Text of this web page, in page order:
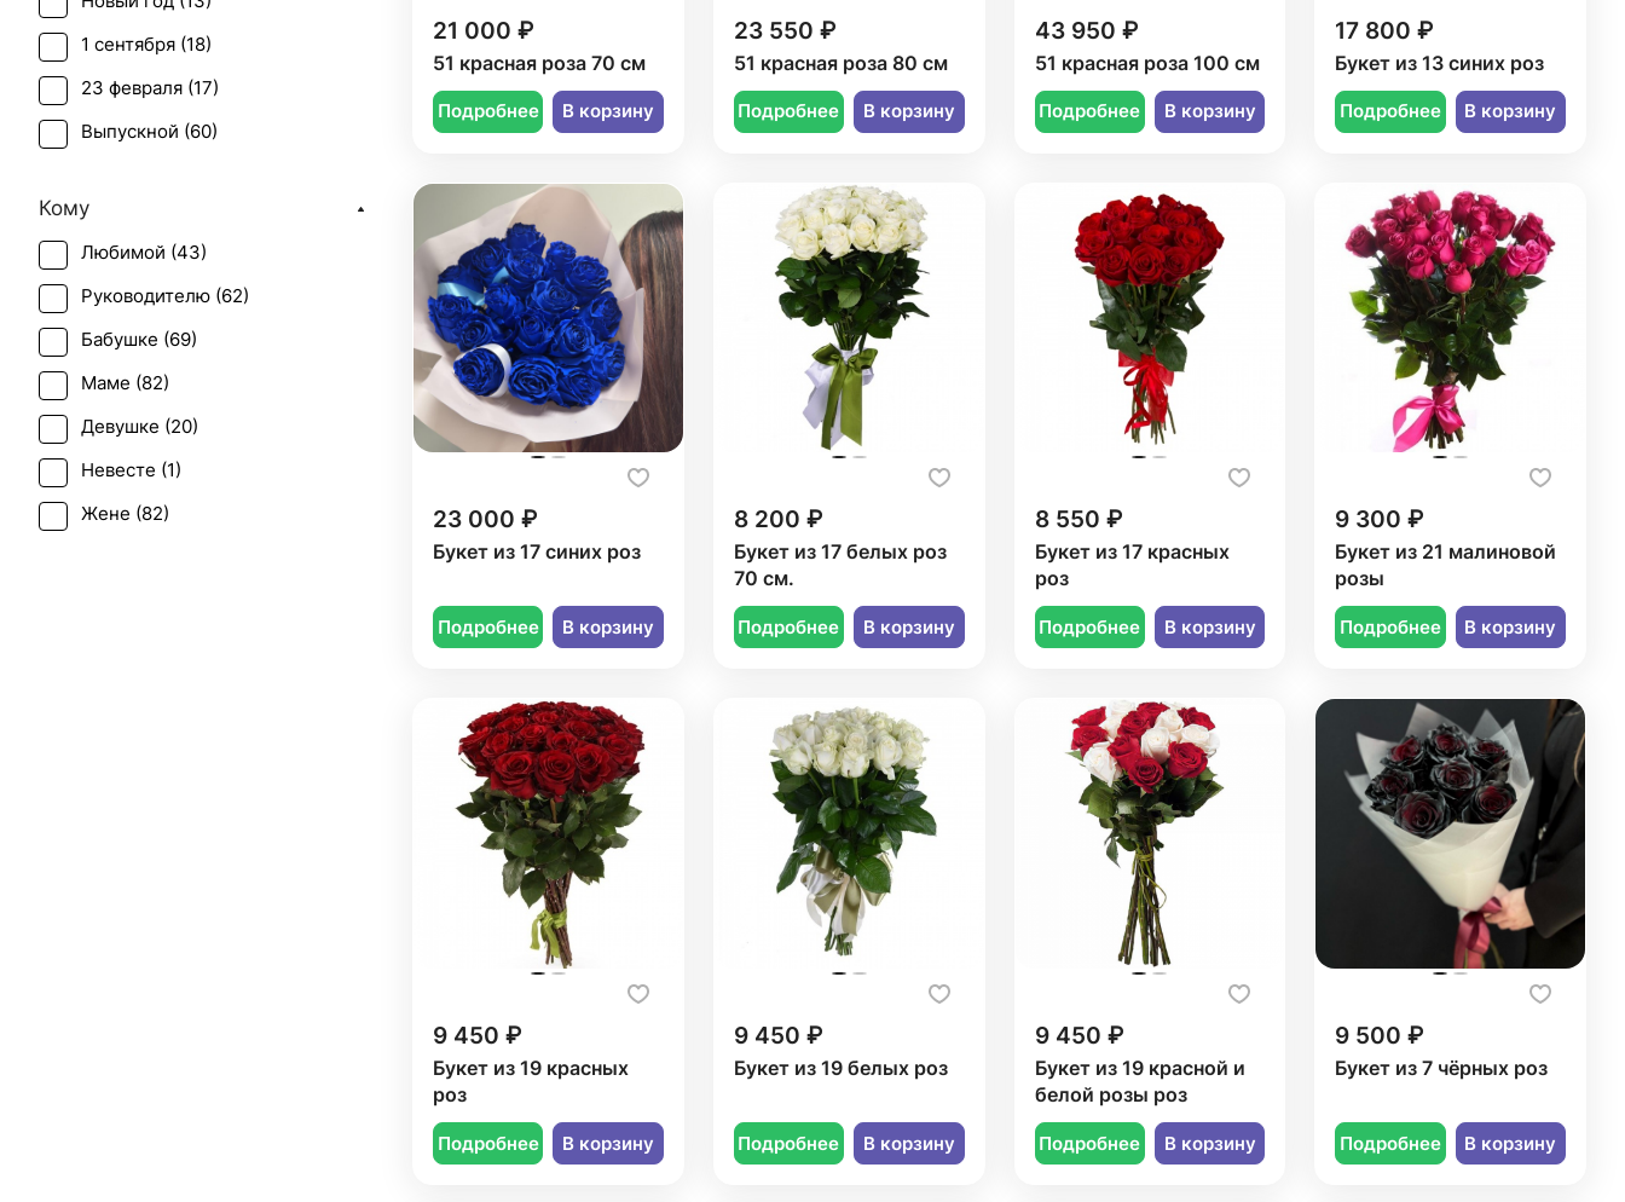
21 000 ₽
51 красная роза 70 см
Подробнее В корзину
23 550 ₽
51 красная роза 80 см
Подробнее В корзину
43 950 ₽
51 красная роза 100 см
Подробнее В корзину
17 800 ₽
Букет из 13 синих роз
Подробнее В корзину
23 000 ₽
Букет из 17 синих роз
Подробнее В корзину
8 200 ₽
Букет из 17 белых роз
70 см.
Подробнее В корзину
8 550 ₽
Букет из 17 красных
роз
Подробнее В корзину
9 300 ₽
Букет из 21 малиновой
розы
Подробнее В корзину
9 450 ₽
Букет из 19 красных
роз
Подробнее В корзину
9 450 ₽
Букет из 19 белых роз
Подробнее В корзину
9 450 ₽
Букет из 19 красной и
белой розы роз
Подробнее В корзину
9 500 ₽
Букет из 7 чёрных роз
Подробнее В корзину
1 сентября (18)
23 февраля (17)
Выпускной (60)
День учителя (
Пасха (10)
Первое свидание (65
Последний звонок (
Рождение ребенка (
Рождество (12
Свадьба (6)
Татьянин день (
Кому
Любимой (43)
Руководителю (62)
Бабушке (69)
Маме (82)
Девушке (20)
Невесте (1)
Жене (82)